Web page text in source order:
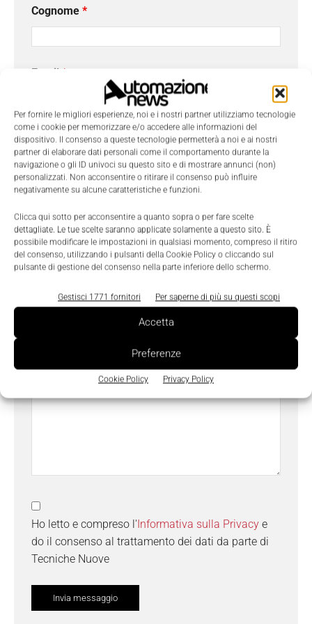
Per fornire le migliori esperienze, noi e i nostri partner utilizziamo tecnologie
come i cookie per memorizzare e/o accedere alle informazioni del
dispositivo. Il consenso a queste tecnologie permetterà a noi e ai nostri
partner di elaborare dati personali come il comportamento durante la
navigazione o gli ID univoci su questo sito e di mostrare annunci (non)
personalizzati. Non acconsentire o ritirare il consenso può influire
negativamente su alcune caratteristiche e funzioni.
Clicca qui sotto per acconsentire a quanto sopra o per fare scelte
dettagliate. Le tue scelte saranno applicate solamente a questo sito. È
possibile modificare le impostazioni in qualsiasi momento, compreso il ritiro
del consenso, utilizzando i pulsanti della Cookie Policy o cliccando sul
pulsante di gestione del consenso nella parte inferiore dello schermo.
Gestisci 1771 fornitori Per saperne di più su questi scopi
Accetta
Preferenze
Cookie Policy Privacy Policy
Cognome *
Email *
Azienda
Telefono
Oggetto
Ho letto e compreso l'Informativa sulla Privacy e
do il consenso al trattamento dei dati da parte di
Tecniche Nuove